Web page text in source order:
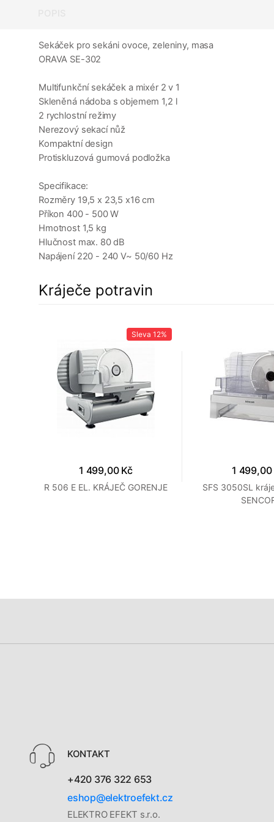
Sekáček pro sekáni ovoce, zeleniny, masa
ORAVA SE-302
Multifunkční sekáček a mixér 2 v 1
Skleněná nádoba s objemem 1,2 l
2 rychlostní režimy
Nerezový sekací nůž
Kompaktní design
Protiskluzová gumová podložka
Specifikace:
Rozměry 19,5 x 23,5 x16 cm
Příkon 400 - 500 W
Hmotnost 1,5 kg
Hlučnost max. 80 dB
Napájení 220 - 240 V~ 50/60 Hz
Kráječe potravin
Sleva 12%
1 499,00 Kč
R 506 E EL. KRÁJEČ GORENJE
1 499,00
SFS 3050SL
KONTAKT
+420 376 322 653
eshop@elektroefekt.cz
ELEKTRO EFEKT s.r.o.